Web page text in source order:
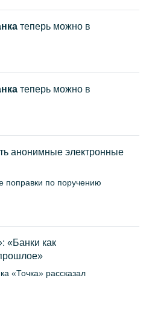
теперь можно в
теперь можно в
анонимные электронные
поправки по поручению
«Банки как
«Точка» рассказал